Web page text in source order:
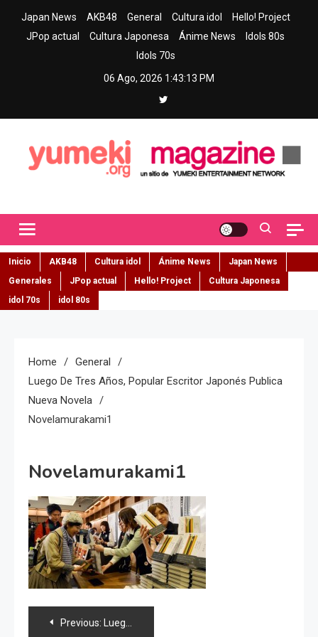
Japan News AKB48 General Cultura idol
Hello! Project
JPop actual
Cultura Japonesa Ánime News
Idols 80s
Idols 70s
06 Ago, 2026 1:43:14 PM
Inicio AKB48 Cultura idol Ánime News
Japan News
Generales
JPop actual Hello! Project
Cultura Japonesa
idol 70s
idol 80s
Home
General
Luego De Tres Años, Popular Escritor Japonés Publica
Nueva Novela
Novelamurakami1
Novelamurakami1
Navegación
Previous: Luego de tres años, popular escritor japonés publica nueva novela